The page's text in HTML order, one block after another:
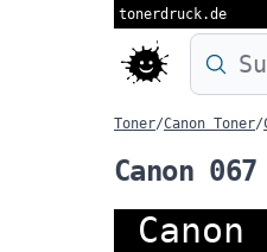
tonerdruck.de
Toner/Canon Toner/
Canon